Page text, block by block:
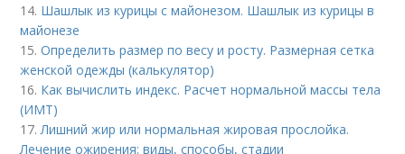
14. Шашлык из курицы с майонезом. Шашлык из курицы в
майонезе
15.Определить размер по весу и росту. Размерная сетка
женской одежды (калькулятор)
16. Как вычислить индекс. Расчет нормальной массы тела
(ИМТ)
17. Лишний жир или нормальная жировая прослойка.
Лечение ожирения: виды, способы, стадии